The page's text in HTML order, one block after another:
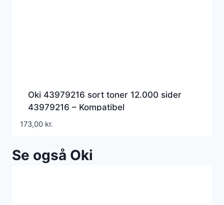
Oki 43979216 sort toner 12.000 sider
43979216 – Kompatibel
173,00 kr.
Se også Oki